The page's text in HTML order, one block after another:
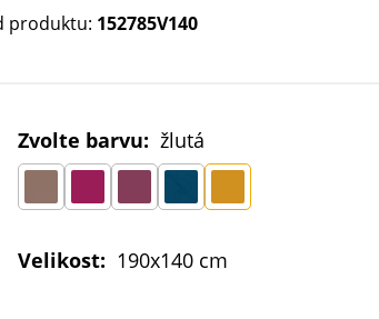
produktu: 152785V140
Zvolte barvu: žlutá
Velikost: 190x140 cm